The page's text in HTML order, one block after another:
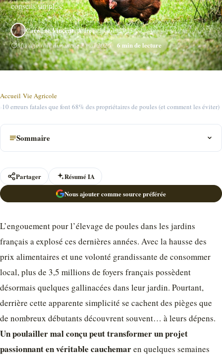
conseils simples.
Caroline Vincentvendredi 20 juin 2025
Mis à jour le dimanche 3 mai 2026
6 min de lecture
Accueil›Vie Agricole
›10 erreurs fatales que font 68% des propriétaires de poules (et comment les éviter)
Sommaire
Partager
Résumé IA
Nous ajouter comme source préférée
L’engouement pour l’élevage de poules dans les jardins
français a explosé ces dernières années. Avec la hausse des
prix alimentaires et une volonté grandissante de consommer
local, plus de 3,5 millions de foyers français possèdent
désormais quelques gallinacées dans leur jardin. Pourtant,
derrière cette apparente simplicité se cachent des pièges que
de nombreux débutants découvrent souvent… à leurs dépens.
Un poulailler mal conçu peut transformer un projet
passionnant en véritable cauchemaren quelques semaines